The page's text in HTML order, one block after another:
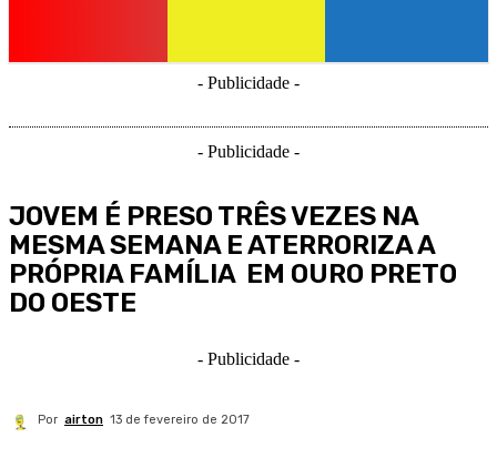
- Publicidade -
- Publicidade -
JOVEM É PRESO TRÊS VEZES NA
MESMA SEMANA E ATERRORIZA A
PRÓPRIA FAMÍLIA EM OURO PRETO
DO OESTE
- Publicidade -
Por airton 13 de fevereiro de 2017